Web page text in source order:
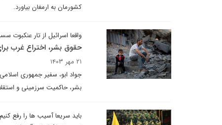
کشورمان به ارمغان بیاورد.
واقعا اسرائیل از تار
حقوق بشر، اختراع غرب
۲۱ مهر ۱۴۰۳
جواد ابو، سفیر جمهوری
بشر، حاکمیت سرزمینی و
باید سریعا آسیب ها را رفع کنیم